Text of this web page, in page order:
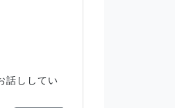
話ししてい